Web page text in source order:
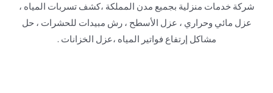
شركة خدمات منزلية بجميع مدن المملكة ،كشف تسربات المياه ،
عزل مائي وحراري ، عزل الأسطح ، رش مبيدات للحشرات ، حل
مشاكل إرتفاع فواتير المياه ،عزل الخزانات .